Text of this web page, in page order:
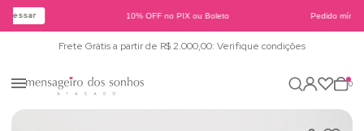
10% OFF no PIX ou Boleto Pedido
Frete Grátis a partir de R$ 2.000,00: Verifique condições
0